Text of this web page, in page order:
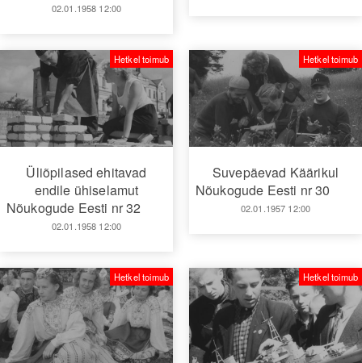
02.01.1958 12:00
Üliõpilased ehitavad
endile ühiselamut
Nõukogude Eesti nr 32
02.01.1958 12:00
Hetkel toimub
Suvepäevad Käärikul
Nõukogude Eesti nr 30
02.01.1957 12:00
Hetkel toimub
Hetkel toimub Hetkel toimub